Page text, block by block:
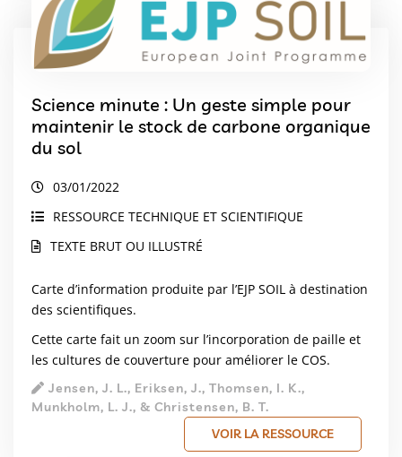
Science minute : Un geste simple pour
maintenir le stock de carbone organique
du sol
03/01/2022
RESSOURCE TECHNIQUE ET SCIENTIFIQUE
TEXTE BRUT OU ILLUSTRÉ
Carte d’information produite par l’EJP SOIL à destination
des scientifiques.
Cette carte fait un zoom sur l’incorporation de paille et
les cultures de couverture pour améliorer le COS.
Jensen, J. L., Eriksen, J., Thomsen, I. K.,
Munkholm, L. J., & Christensen, B. T.
VOIR LA RESSOURCE